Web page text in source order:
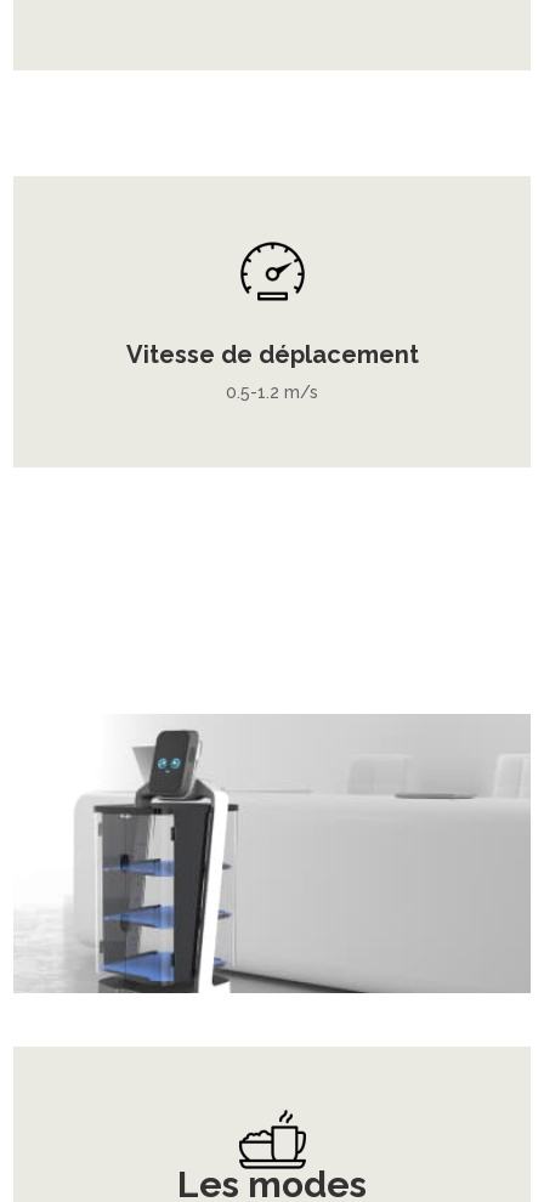
Vitesse de déplacement
0.5-1.2 m/s
Les modes